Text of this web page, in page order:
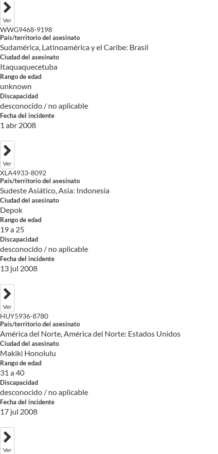
Ver
WWG9468-9198
País/territorio del asesinato
Sudamérica, Latinoamérica y el Caribe: Brasil
Ciudad del asesinato
Itaquaquecetuba
Rango de edad
unknown
Discapacidad
desconocido / no aplicable
Fecha del incidente
1 abr 2008
Ver
XLA4933-8092
País/territorio del asesinato
Sudeste Asiático, Asia: Indonesia
Ciudad del asesinato
Depok
Rango de edad
19 a 25
Discapacidad
desconocido / no aplicable
Fecha del incidente
13 jul 2008
Ver
HUY5936-8780
País/territorio del asesinato
América del Norte, América del Norte: Estados Unidos
Ciudad del asesinato
Makiki Honolulu
Rango de edad
31 a 40
Discapacidad
desconocido / no aplicable
Fecha del incidente
17 jul 2008
Ver